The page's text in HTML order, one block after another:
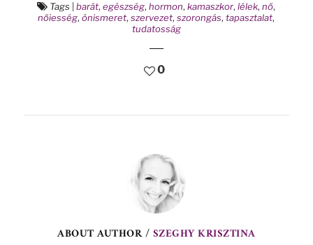
Tags |barát,egészség,hormon,kamaszkor,lélek,nő,
nőiesség,önismeret,szervezet,szorongás,tapasztalat,
tudatosság
0
ABOUT AUTHOR /SZEGHY KRISZTINA